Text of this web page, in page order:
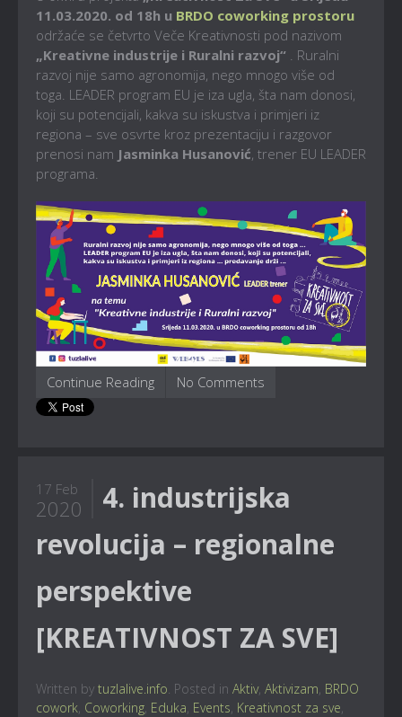
11.03.2020. od 18h u BRDO coworking prostoru
održaće se četvrto Veče Kreativnosti pod nazivom
„Kreativne industrije i Ruralni razvoj“ . Ruralni
razvoj nije samo agronomija, nego mnogo više od
toga. LEADER program EU je iza ugla, šta nam donosi,
koji su potencijali, kakva su iskustva i primjeri iz
regiona – sve osvrte kroz prezentaciju i razgovor
prenosi nam Jasminka Husanović, trener EU LEADER
programa.
Continue Reading No Comments
17 Feb
2020
4. industrijska
revolucija – regionalne
perspektive
[KREATIVNOST ZA SVE]
Written by tuzlalive.info. Posted in Aktiv, Aktivizam, BRDO
cowork, Coworking, Eduka, Events, Kreativnost za sve,